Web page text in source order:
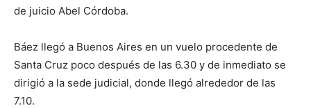
de juicio Abel Córdoba.
Báez llegó a Buenos Aires en un vuelo procedente de
Santa Cruz poco después de las 6.30 y de inmediato se
dirigió a la sede judicial, donde llegó alrededor de las
7.10.